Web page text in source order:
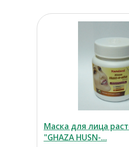
Маска для лица
"GHAZA HUSN-...